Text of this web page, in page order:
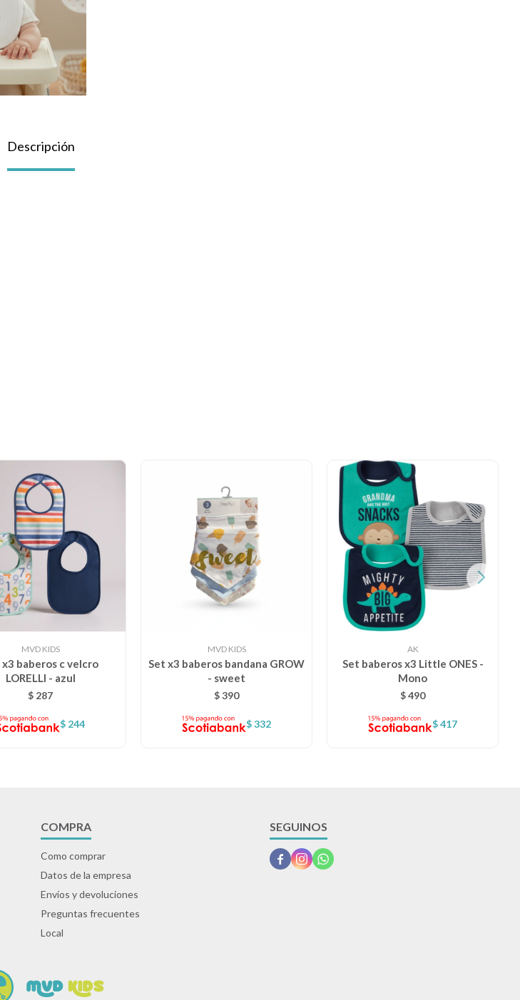
Descripción
MVD KIDS
x3 baberos c velcro
LORELLI - azul
$ 287
$ 244
MVD KIDS
Set x3 baberos bandana GROW
- sweet
$390
$332
AK
Set baberos x3 Little ONES -
Mono
$490
$417
COMPRA
Como comprar
Datos de la empresa
Envíos y devoluciones
Preguntas frecuentes
Local
SEGUINOS
  